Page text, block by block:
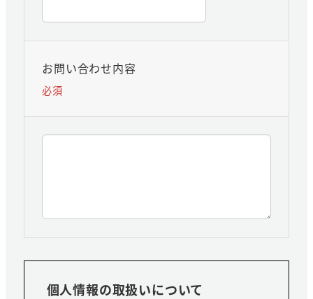
お問い合わせ内容
必須
個人情報の取扱いについて